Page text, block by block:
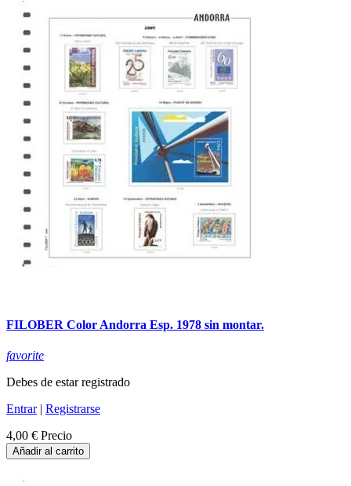
FILOBER Color Andorra Esp. 1978 sin montar.
favorite
Debes de estar registrado
Entrar| Registrarse
4,00 € Precio
Añadir al carrito